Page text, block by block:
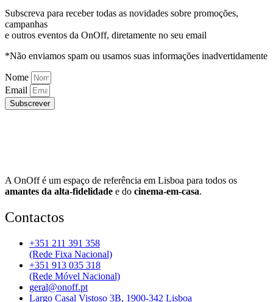
Subscreva para receber todas as novidades sobre promoções,
campanhas
e outros eventos da OnOff, diretamente no seu email
*Não enviamos spam ou usamos suas informações inadvertidamente
Nome
Email
Subscrever
A OnOff é um espaço de referência em Lisboa para todos os
amantes da alta-fidelidade e do cinema-em-casa.
Contactos
+351 211 391 358
(Rede Fixa Nacional)
+351 913 035 318
(Rede Móvel Nacional)
geral@onoff.pt
Largo Casal Vistoso 3B, 1900-342 Lisboa